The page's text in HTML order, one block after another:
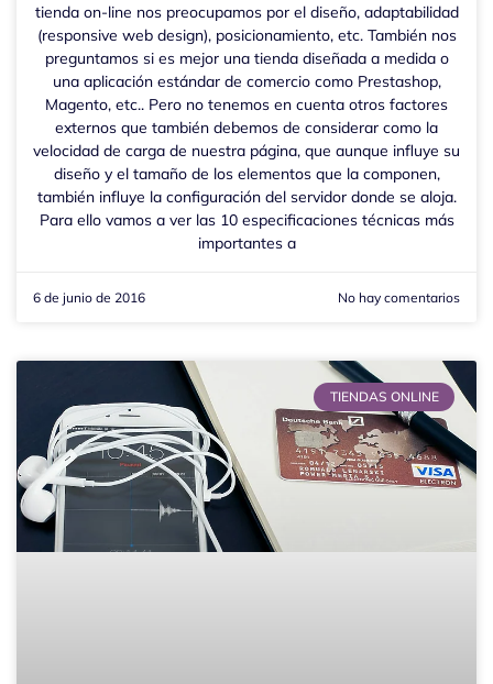
tienda on-line nos preocupamos por el diseño, adaptabilidad
(responsive web design), posicionamiento, etc. También nos
preguntamos si es mejor una tienda diseñada a medida o
una aplicación estándar de comercio como Prestashop,
Magento, etc.. Pero no tenemos en cuenta otros factores
externos que también debemos de considerar como la
velocidad de carga de nuestra página, que aunque influye su
diseño y el tamaño de los elementos que la componen,
también influye la configuración del servidor donde se aloja.
Para ello vamos a ver las 10 especificaciones técnicas más
importantes a
6 de junio de 2016 No hay comentarios
TIENDAS ONLINE